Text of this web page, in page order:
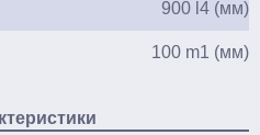
900 l4 (мм)
100 m1 (мм)